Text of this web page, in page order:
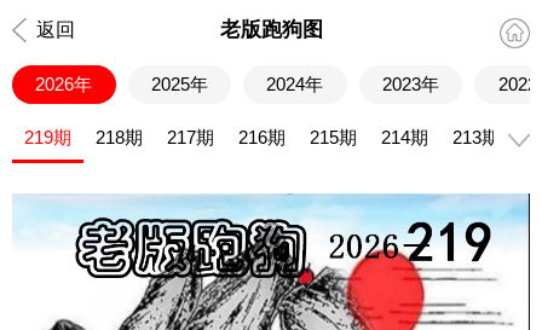
返回 老版跑狗图
2026年 2025年 2024年 2023年 2022
219期 218期 217期 216期 215期 214期 213期